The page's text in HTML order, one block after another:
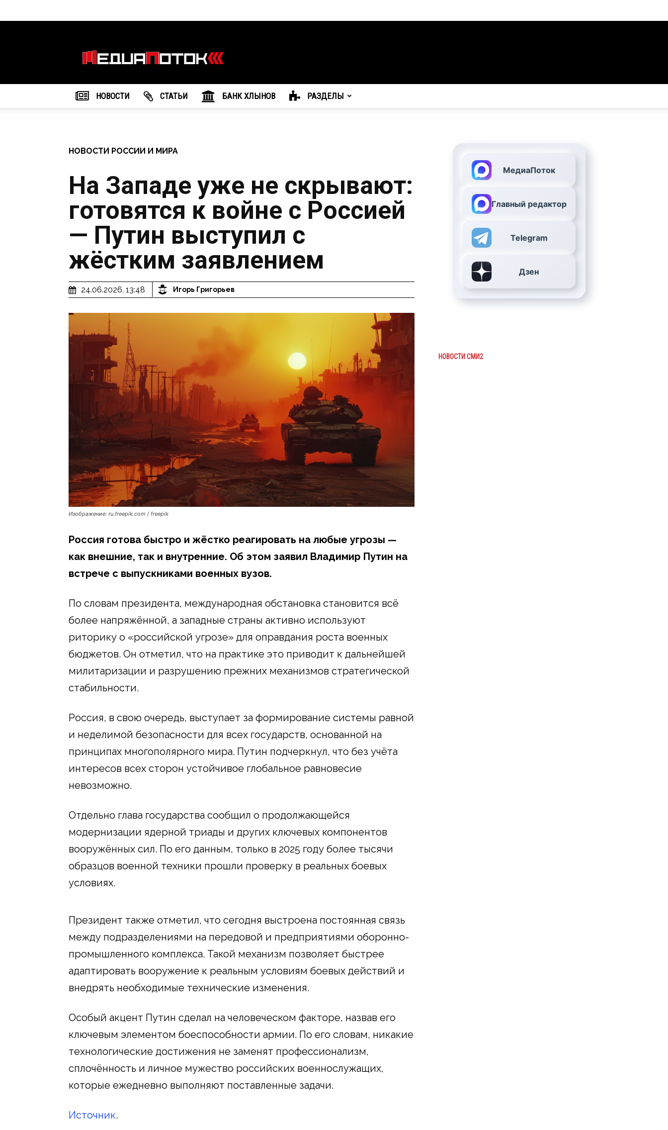
агентство
"МедиаПоток"
НОВОСТИ CТАТЬИ БАНК ХЛЫНОВ РАЗДЕЛЫ
НОВОСТИ РОССИИ И МИРА
На Западе уже не скрывают:
готовятся к войне с Россией
— Путин выступил с
жёстким заявлением
24.06.2026, 13:48 Игорь Григорьев
Изображение: ru.freepik.com / freepik
Россия готова быстро и жёстко реагировать на любые угрозы —
как внешние, так и внутренние. Об этом заявил Владимир Путин на
встрече с выпускниками военных вузов.
По словам президента, международная обстановка становится всё
более напряжённой, а западные страны активно используют
риторику о «российской угрозе» для оправдания роста военных
бюджетов. Он отметил, что на практике это приводит к дальнейшей
милитаризации и разрушению прежних механизмов стратегической
стабильности.
Россия, в свою очередь, выступает за формирование системы равной
и неделимой безопасности для всех государств, основанной на
принципах многополярного мира. Путин подчеркнул, что без учёта
интересов всех сторон устойчивое глобальное равновесие
невозможно.
Отдельно глава государства сообщил о продолжающейся
модернизации ядерной триады и других ключевых компонентов
вооружённых сил. По его данным, только в 2025 году более тысячи
образцов военной техники прошли проверку в реальных боевых
условиях.
Президент также отметил, что сегодня выстроена постоянная связь
между подразделениями на передовой и предприятиями оборонно-
промышленного комплекса. Такой механизм позволяет быстрее
адаптировать вооружение к реальным условиям боевых действий и
внедрять необходимые технические изменения.
Особый акцент Путин сделал на человеческом факторе, назвав его
ключевым элементом боеспособности армии. По его словам, никакие
технологические достижения не заменят профессионализм,
сплочённость и личное мужество российских военнослужащих,
которые ежедневно выполняют поставленные задачи.
Источник.
МедиаПоток
Главный редактор
Telegram
Дзен
НОВОСТИ СМИ2